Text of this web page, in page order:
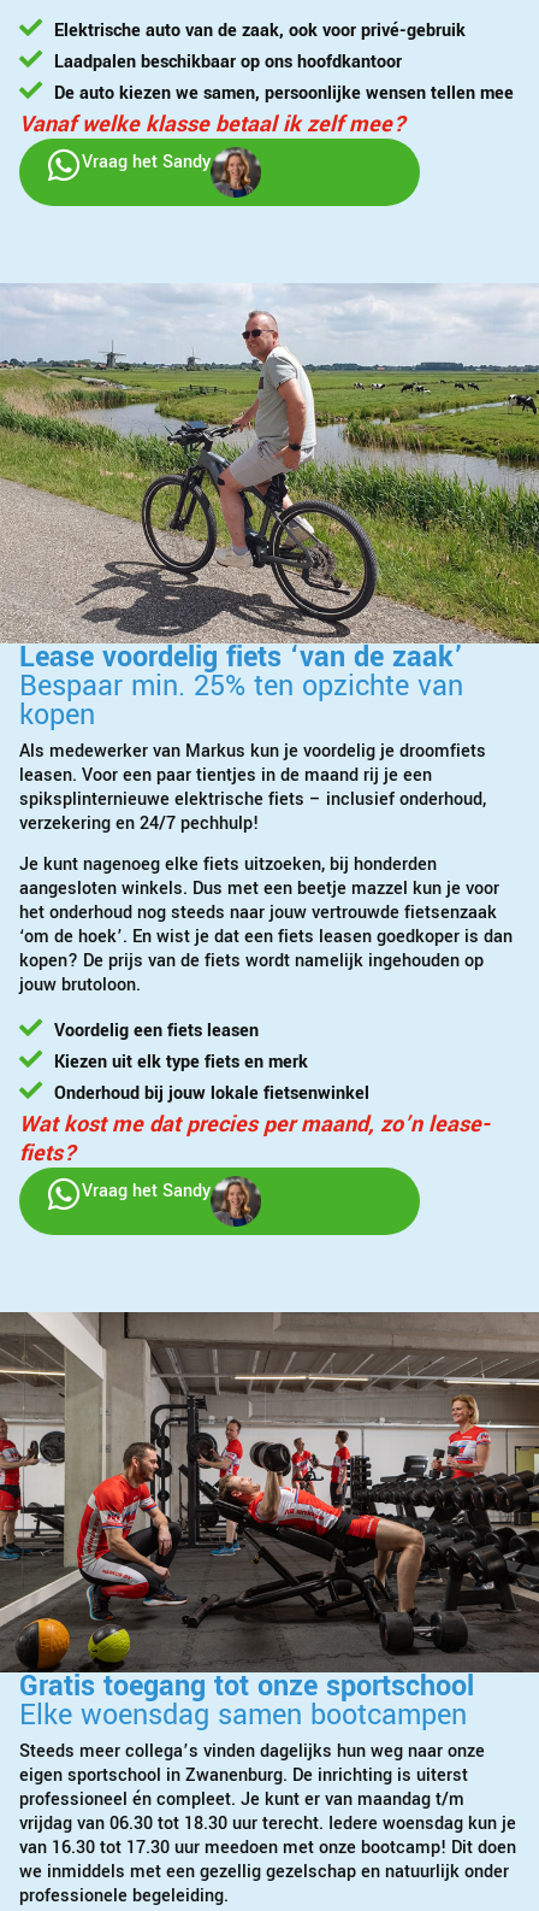
Elektrische auto van de zaak, ook voor privé-gebruik
Laadpalen beschikbaar op ons hoofdkantoor
De auto kiezen we samen, persoonlijke wensen tellen mee
Vanaf welke klasse betaal ik zelf mee?
Vraag het Sandy
Lease voordelig fiets ‘van de zaak’
Bespaar min. 25% ten opzichte van
kopen
Als medewerker van Markus kun je voordelig je droomfiets
leasen. Voor een paar tientjes in de maand rij je een
spiksplinternieuwe elektrische fiets – inclusief onderhoud,
verzekering en 24/7 pechhulp!
Je kunt nagenoeg elke fiets uitzoeken, bij honderden
aangesloten winkels. Dus met een beetje mazzel kun je voor
het onderhoud nog steeds naar jouw vertrouwde fietsenzaak
‘om de hoek’. En wist je dat een fiets leasen goedkoper is dan
kopen? De prijs van de fiets wordt namelijk ingehouden op
jouw brutoloon.
Voordelig een fiets leasen
Kiezen uit elk type fiets en merk
Onderhoud bij jouw lokale fietsenwinkel
Wat kost me dat precies per maand, zo’n lease-
fiets?
Vraag het Sandy
Gratis toegang tot onze sportschool
Elke woensdag samen bootcampen
Steeds meer collega’s vinden dagelijks hun weg naar onze
eigen sportschool in Zwanenburg. De inrichting is uiterst
professioneel én compleet. Je kunt er van maandag t/m
vrijdag van 06.30 tot 18.30 uur terecht. Iedere woensdag kun je
van 16.30 tot 17.30 uur meedoen met onze bootcamp! Dit doen
we inmiddels met een gezellig gezelschap en natuurlijk onder
professionele begeleiding.